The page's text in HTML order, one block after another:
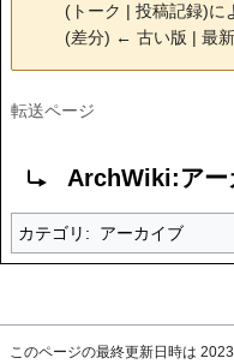
( トーク | 投稿記録)に
(差分) ← 古い版 | 最
転送ページ
ArchWiki:アー
カテゴリ : アーカイブ
このページの最終更新日時は